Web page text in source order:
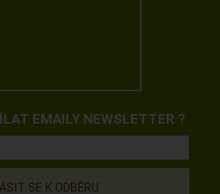
EMAILY NEWSLETTER ?